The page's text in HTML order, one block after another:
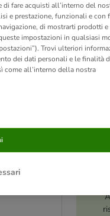
per
di fare acquisti all’interno del
e prestazione, funzionali e con
di mostrarti prodotti e
impostazioni in qualsiasi
Trovi ulteriori
dei dati personali e le finalità
come all’interno della nostra